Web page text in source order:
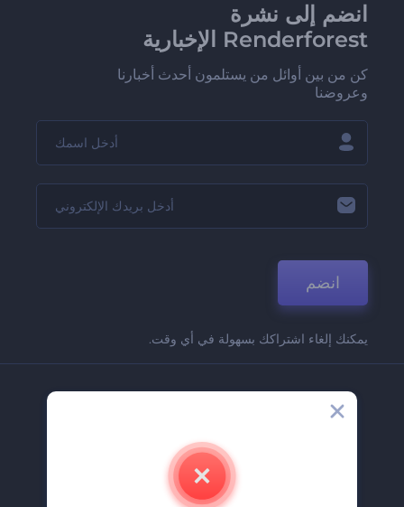
انضم إلى نشرة
Renderforest الإخبارية
كن من بين أوائل من يستلمون أحدث أخبارنا
وعروضنا
انضم
يمكنك إلغاء اشتراكك بسهولة في أي وقت.
اتصل بنا
وظائف